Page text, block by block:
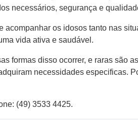
necessários, ​segurança e
os idosos tanto nas
vida ativa e saudável.
formas​ disso ocorrer,​ e raras são
necessidades especificas​.
​(​49​) 3533 4425.